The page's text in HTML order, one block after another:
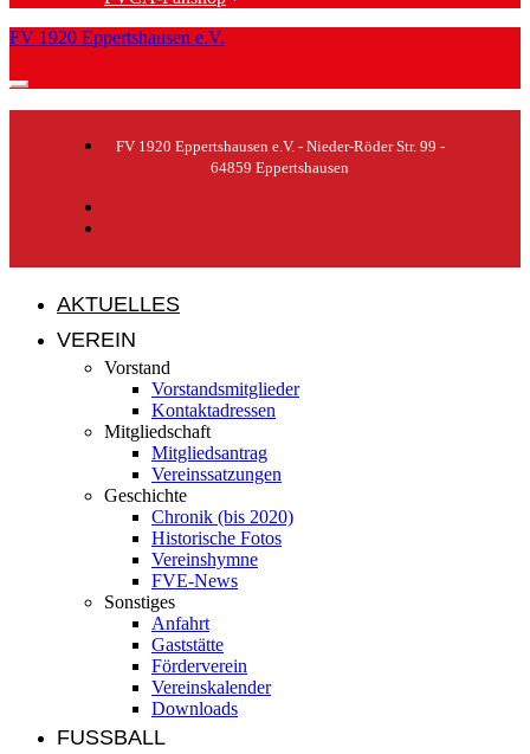
FV 1920 Eppertshausen e.V.
FV 1920 Eppertshausen e.V. - Nieder-Röder Str. 99 -
64859 Eppertshausen
AKTUELLES
VEREIN
Vorstand
Vorstandsmitglieder
Kontaktadressen
Mitgliedschaft
Mitgliedsantrag
Vereinssatzungen
Geschichte
Chronik (bis 2020)
Historische Fotos
Vereinshymne
FVE-News
Sonstiges
Anfahrt
Gaststätte
Förderverein
Vereinskalender
Downloads
FUSSBALL